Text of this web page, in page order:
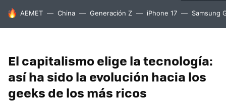
HOY SE HABLA DE
AEMET China Generación Z iPhone 17 Samsung
El capitalismo elige la tecnología:
así ha sido la evolución hacia los
geeks de los más ricos